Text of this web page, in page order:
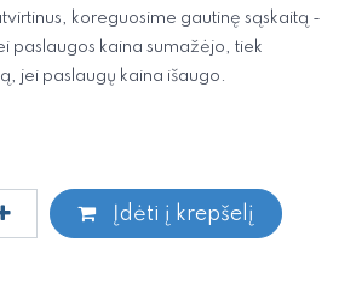
koreguosime gautinę sąskaitą -
paslaugos kaina sumažėjo, tiek
jei paslaugų kaina išaugo.
Įdėti į krepšelį